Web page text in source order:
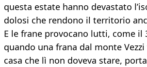
questa estate hanno devastato
dolosi che rendono il territorio
E le frane provocano lutti, come il
quando una frana dal monte
casa che lì non doveva stare,